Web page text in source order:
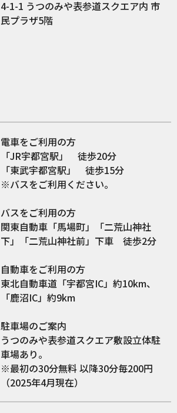
4-1-1 うつのみや表参道スクエア内 市
民プラザ5階
電車をご利用の方
「JR宇都宮駅」 徒歩20分
「東武宇都宮駅」 徒歩15分
※バスをご利用ください。
バスをご利用の方
関東自動車「馬場町」「二荒山神社
下」「二荒山神社前」下車 徒歩2分
自動車をご利用の方
東北自動車道「宇都宮IC」約10km、
「鹿沼IC」約9km
駐車場のご案内
うつのみや表参道スクエア敷設立体駐
車場あり。
※最初の30分無料 以降30分毎200円
（2025年4月現在）